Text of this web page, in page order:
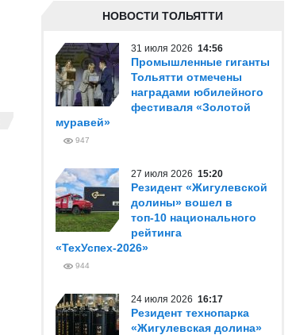
НОВОСТИ ТОЛЬЯТТИ
31 июля 2026 14:56
Промышленные гиганты
Тольятти отмечены
наградами юбилейного
фестиваля «Золотой
муравей»
947
27 июля 2026 15:20
Резидент «Жигулевской
долины» вошел в
топ-10 национального
рейтинга
«ТехУспех-2026»
944
24 июля 2026 16:17
Резидент технопарка
«Жигулевская долина»